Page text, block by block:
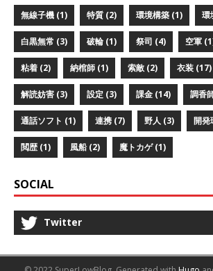
無線子機 (1) 特質 (2) 環境構築 (1) 環
白黒無常 (3) 破輪 (1) 祭司 (4) 空軍
粘着 (2) 納棺師 (1) 索敵 (2) 衣装 (17)
解読妨害 (3) 設定 (3) 課金 (14) 調香
通話ソフト (1) 連携 (7) 野人 (3) 開発
閲歴 (1) 風船 (2) 魔トカゲ (1)
SOCIAL
Twitter